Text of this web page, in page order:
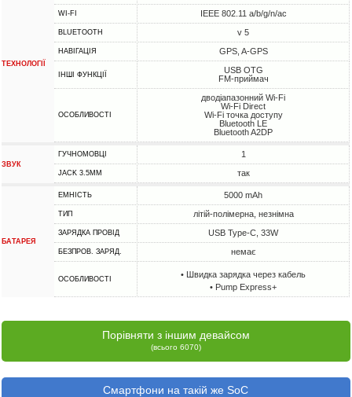
ТЕХНОЛОГІЇ
WI-FI IEEE 802.11 a/b/g/n/ac
BLUETOOTH v 5
НАВІГАЦІЯ GPS, A-GPS
ІНШІ ФУНКЦІЇ
USB OTG
FM-приймач
ОСОБЛИВОСТІ
дводіапазонний Wi-Fi
Wi-Fi Direct
Wi-Fi точка доступу
Bluetooth LE
Bluetooth A2DP
ЗВУК
ГУЧНОМОВЦІ 1
JACK 3.5MM так
БАТАРЕЯ
ЕМНІСТЬ 5000 mAh
ТИП літій-полімерна, незнімна
ЗАРЯДКА ПРОВІД USB Type-C, 33W
БЕЗПРОВ. ЗАРЯД. немає
ОСОБЛИВОСТІ
• Швидка зарядка через кабель
• Pump Express+
Порівняти з іншим девайсом
(всього 6070)
Смартфони на такій же SoC